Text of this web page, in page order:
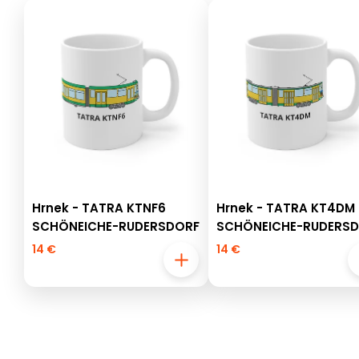
Hrnek - TATRA KTNF6
SCHÖNEICHE-RUDERSDORF
14 €
Hrnek - TATRA KT4DM
SCHÖNEICHE-
14 €